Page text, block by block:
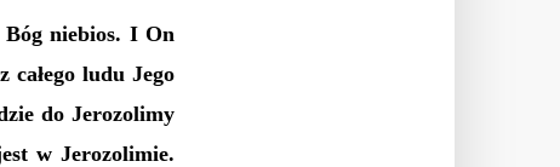
niebios. I On
ludu Jego
do Jerozolimy
w Jerozolimie.